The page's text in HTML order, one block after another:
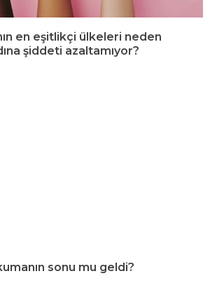
en eşitlikçi ülkeleri neden
şiddeti azaltamıyor?
sonu mu geldi?